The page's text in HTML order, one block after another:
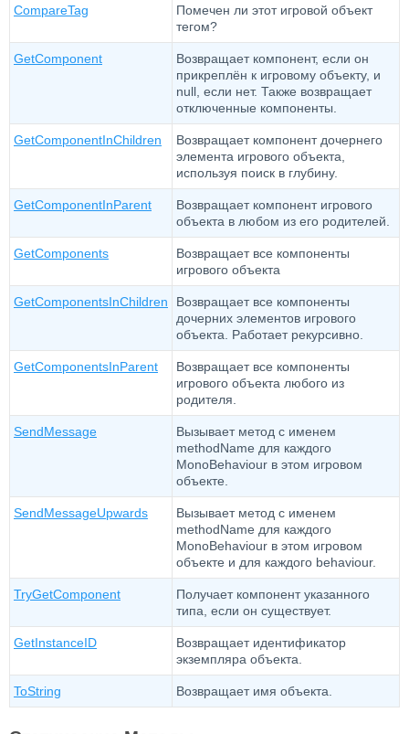
CompareTag
Помечен ли этот игровой объект
тегом?
GetComponent
Возвращает компонент, если он
прикреплён к игровому объекту, и
null, если нет. Также возвращает
отключенные компоненты.
GetComponentInChildren
Возвращает компонент дочернего
элемента игрового объекта,
используя поиск в глубину.
GetComponentInParent
Возвращает компонент игрового
объекта в любом из его родителей.
GetComponents
Возвращает все компоненты
игрового объекта
GetComponentsInChildren
Возвращает все компоненты
дочерних элементов игрового
объекта. Работает рекурсивно.
GetComponentsInParent
Возвращает все компоненты
игрового объекта любого из
родителя.
SendMessage
Вызывает метод с именем
methodName для каждого
MonoBehaviour в этом игровом
объекте.
SendMessageUpwards
Вызывает метод с именем
methodName для каждого
MonoBehaviour в этом игровом
объекте и для каждого behaviour.
TryGetComponent
Получает компонент указанного
типа, если он существует.
GetInstanceID
Возвращает идентификатор
экземпляра объекта.
ToString Возвращает имя объекта.